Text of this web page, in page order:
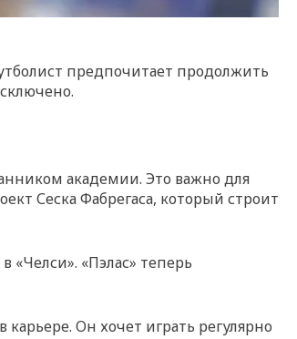
предпочитает продолжить
академии. Это важно для
Сеска Фабрегаса, который строит
«Челси». «Пэлас» теперь
Он хочет играть регулярно